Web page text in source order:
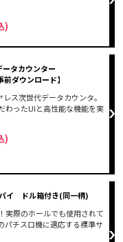
)
タカウンター
ダウンロード】
ス次世代データカウンタ。
わったUIと高性能な機能を実
)
イ ドル箱付き(同一柄)
実際のホールでも使用されて
パチスロ機に適応する標準サ